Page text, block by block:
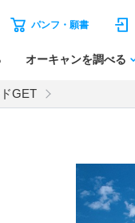
パンフ・願書
オーキャンを調べる
GET